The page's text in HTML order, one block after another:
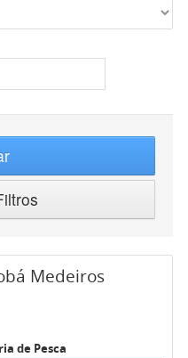
Medeiros
de Pesca